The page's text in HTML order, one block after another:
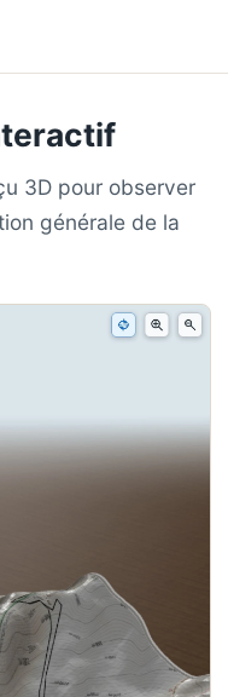
3D pour observer
générale de la